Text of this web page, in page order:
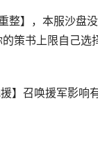
整】，本服沙盘
策书上限自己选
】召唤援军影响